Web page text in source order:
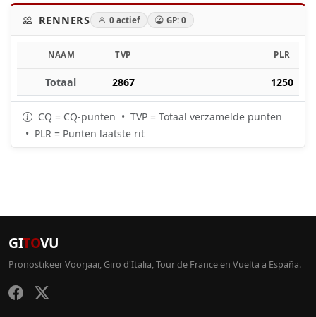
RENNERS 0 actief GP: 0
NAAM TVP PLR
Totaal 2867 1250
CQ = CQ-punten • TVP = Totaal verzamelde punten
• PLR = Punten laatste rit
GITOVU
Pronostikeer Voorjaar, Giro d'Italia, Tour de France en Vuelta a España.